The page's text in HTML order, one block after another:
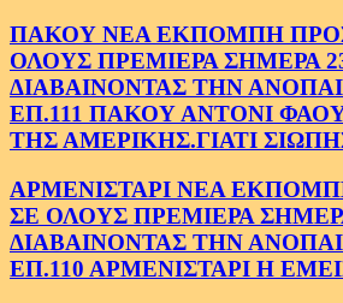
ΠΑΚΟΥ ΝΕΑ ΕΚΠΟΜΠΗ
ΟΛΟΥΣ ΠΡΕΜΙΕΡΑ ΣΗΜΕΡΑ
ΔΙΑΒΑΙΝΟΝΤΑΣ ΤΗΝ
ΕΠ.111 ΠΑΚΟΥ ΑΝΤΟΝΙ
ΤΗΣ ΑΜΕΡΙΚΗΣ.ΓΙΑΤΙ
ΑΡΜΕΝΙΣΤΑΡΙ ΝΕΑ
ΣΕ ΟΛΟΥΣ ΠΡΕΜΙΕΡΑ
ΔΙΑΒΑΙΝΟΝΤΑΣ ΤΗΝ
ΕΠ.110 ΑΡΜΕΝΙΣΤΑΡΙ Η